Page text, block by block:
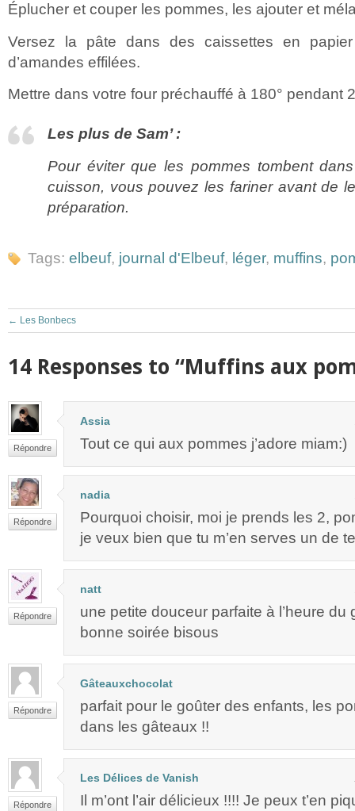
Éplucher et couper les pommes, les ajouter et
Versez la pâte dans des caissettes en
d’amandes effilées.
Mettre dans votre four préchauffé à 180° pendant
Les plus de Sam’ :
Pour éviter que les pommes tombent
cuisson, vous pouvez les fariner avant de
préparation.
Tags: elbeuf, journal d'Elbeuf, léger, muffins,
← Les Bonbecs
14 Responses to “Muffins aux
Répondre
Assia
Tout ce qui aux pommes j’adore miam:)
Répondre
nadia
Pourquoi choisir, moi je prends les 2,
je veux bien que tu m’en serves un de
Répondre
natt
une petite douceur parfaite à l’heure du
bonne soirée bisous
Répondre
Gâteauxchocolat
parfait pour le goûter des enfants, les
dans les gâteaux !!
Répondre
Les Délices de Vanish
Il m’ont l’air délicieux !!!! Je peux t’en